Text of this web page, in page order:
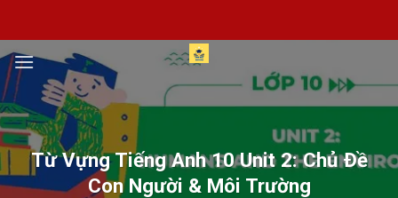
content
Từ Vựng Tiếng Anh 10 Unit 2: Chủ Đề
Con Người & Môi Trường